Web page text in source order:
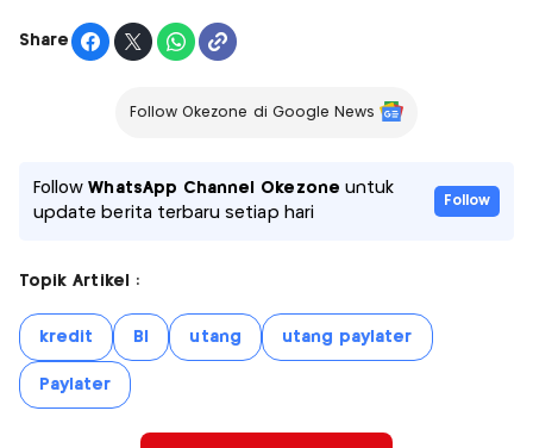
Share
Follow Okezone di Google News
FollowWhatsApp Channel Okezone untuk
update berita terbaru setiap hari
Follow
Topik Artikel :
kredit BI utang utang paylater
Paylater